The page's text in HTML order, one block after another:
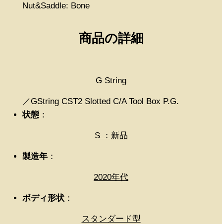
Nut&Saddle: Bone
商品の詳細
G String
／GString CST2 Slotted C/A Tool Box P.G.
状態：
S ：新品
製造年：
2020年代
ボディ形状：
スタンダード型